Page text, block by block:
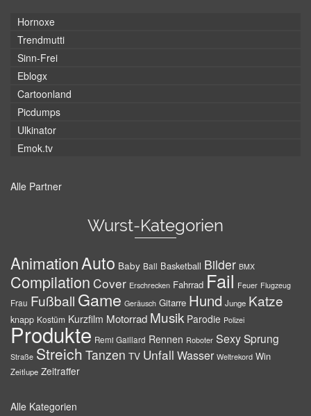
Hornoxe
Trendmutti
Sinn-Frei
Eblogx
Cartoonland
Picdumps
Ulkinator
Emok.tv
Alle Partner
Wurst-Kategorien
AnimationAuto Baby Ball Basketball Bilder BMX
Compilation Cover Erschrecken Fahrrad Fail Feuer Flugzeug
Frau Fußball Game Geräusch Gitarre Hund Junge Katze
knapp Kostüm Kurzfilm Motorrad Musik Parodie Polizei
Produkte Remi Gaillard Rennen Roboter SexySprung
Straße Streich Tanzen TV Unfall Wasser Weltrekord Win
Zeitlupe Zeitraffer
Alle Kategorien